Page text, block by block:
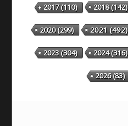
2017(110) 2018(142)
2020(299) 2021(492)
2023(304) 2024(316)
2026(83)